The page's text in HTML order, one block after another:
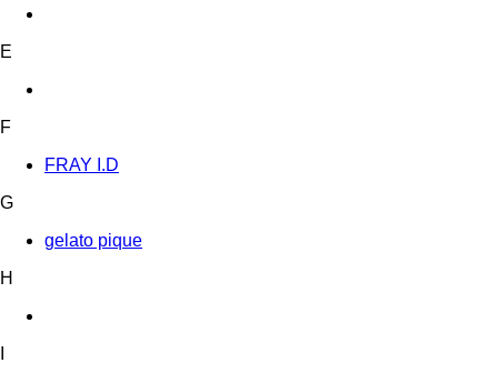
E
F
FRAY I.D
G
gelato pique
H